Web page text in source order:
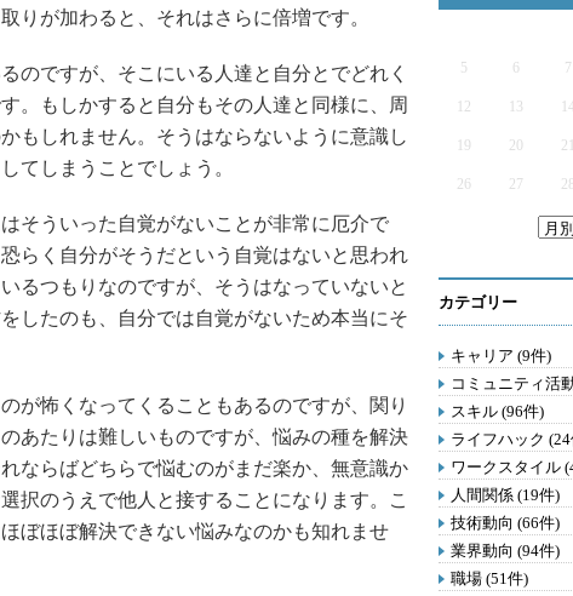
りが加わると、それはさらに倍増です。
のですが、そこにいる人達と自分とでどれく
。もしかすると自分もその人達と同様に、周
もしれません。そうはならないように意識し
てしまうことでしょう。
そういった自覚がないことが非常に厄介で
らく自分がそうだという自覚はないと思われ
るつもりなのですが、そうはなっていないと
したのも、自分では自覚がないため本当にそ
が怖くなってくることもあるのですが、関り
あたりは難しいものですが、悩みの種を解決
ならばどちらで悩むのがまだ楽か、無意識か
択のうえで他人と接することになります。こ
ぼほぼ解決できない悩みなのかも知れませ
5 6 7
12 13
19 20 21
26 27 28
カテゴリー
キャリア (9件)
コミュニティ活
スキル (96件)
ライフハック
ワークスタイル
人間関係 (19件)
技術動向 (66件)
業界動向 (94件)
職場 (51件)